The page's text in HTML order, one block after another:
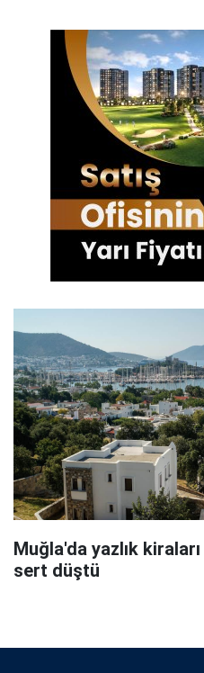
Muğla'da yazlık kiraları
sert düştü